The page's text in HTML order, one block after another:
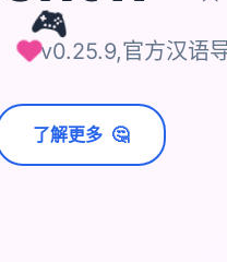
🎮
v0.25.9,官方汉语
了解更多 🤔